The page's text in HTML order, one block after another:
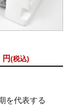
円(税込)
を代表する